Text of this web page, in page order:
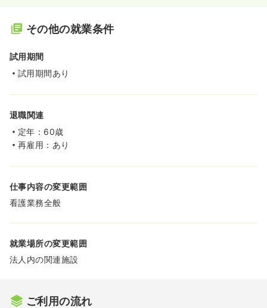
その他の就業条件
試用期間
試用期間あり
退職関連
定年：60歳
再雇用：あり
仕事内容の変更範囲
看護業務全般
就業場所の変更範囲
法人内の関連施設
ご利用の流れ